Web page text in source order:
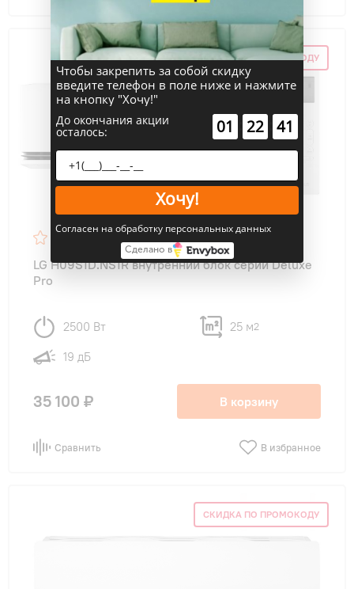
СКИДКА ПО ПРОМОКОДУ
LG H09S1D.NS1R внутренний блок серии Deluxe
Pro
2500 Вт 25 м2
19 дБ
35 100 ₽ В корзину
Сравнить В избранное
СКИДКА ПО ПРОМОКОДУ
Чтобы закрепить за собой скидку
введите телефон в поле ниже и нажмите
на кнопку "Хочу!"
До окончания акции
осталось: 01 22 40
Хочу!
Согласен на обработку персональных данных
Сделано в